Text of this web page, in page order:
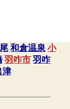
和倉温泉 小
羽咋市 羽咋
津